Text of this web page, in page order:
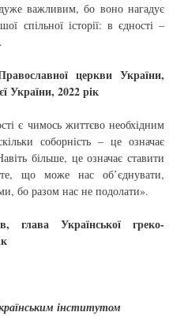
важливим, бо воно нагадує
спільної історії: в єдності –
церкви України,
України, 2022 рік
чимось життєво необхідним
соборність – це означає
більше, це означає ставити
що може нас об’єднувати,
бо разом нас не подолати».
глава Української греко-
м інститутом